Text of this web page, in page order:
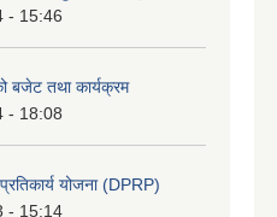
- 15:46
तथा कार्यक्रम
- 18:08
प्रतिकार्य योजना (DPRP)
- 15:14